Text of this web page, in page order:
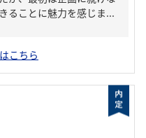
ることに魅力を感じま...
こちら